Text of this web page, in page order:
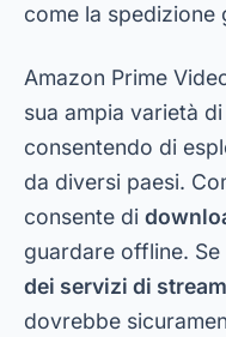
come la spedizione
Amazon Prime
sua ampia varietà
consentendo di
da diversi paesi.
consente di
guardare offline.
dei servizi di
dovrebbe